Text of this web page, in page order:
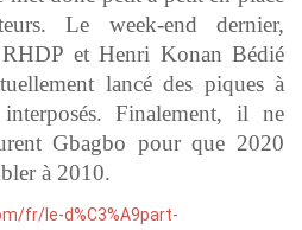
Le week-end dernier,
RHDP et Henri Konan Bédié
lancé des piques à
Finalement, il ne
Gbagbo pour que 2020
à 2010.
fr/le-d%C3%A9part-